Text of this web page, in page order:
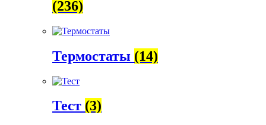
(236)
Термостаты (14)
Тест (3)